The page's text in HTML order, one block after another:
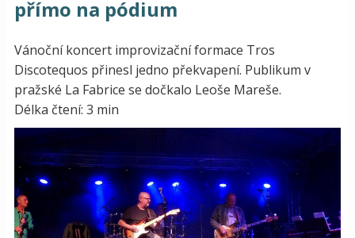
přímo na pódium
Vánoční koncert improvizační formace Tros
Discotequos přinesl jedno překvapení. Publikum v
pražské La Fabrice se dočkalo Leoše Mareše.
Délka čtení: 3 min